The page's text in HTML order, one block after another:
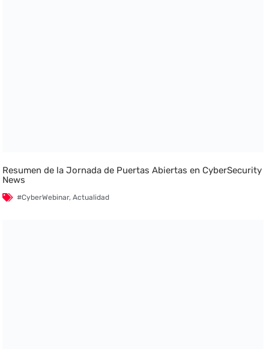
Resumen de la Jornada de Puertas Abiertas en CyberSecurity
News
#CyberWebinar,Actualidad